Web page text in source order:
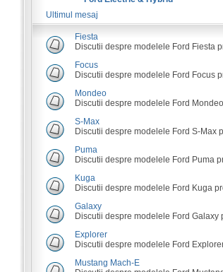
Ultimul mesaj
Fiesta
Discutii despre modelele Ford Fiesta
Focus
Discutii despre modelele Ford Focus
Mondeo
Discutii despre modelele Ford
S-Max
Discutii despre modelele Ford S-Max
Puma
Discutii despre modelele Ford Puma
Kuga
Discutii despre modelele Ford Kuga
Galaxy
Discutii despre modelele Ford
Explorer
Discutii despre modelele Ford
Mustang Mach-E